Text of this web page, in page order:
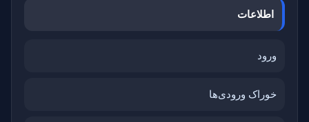
اطلاعات
ورود
خوراک ورودی‌ها